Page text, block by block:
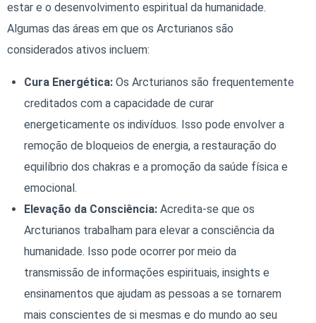
estar e o desenvolvimento espiritual da humanidade.
Algumas das áreas em que os Arcturianos são
considerados ativos incluem:
Cura Energética: Os Arcturianos são frequentemente
creditados com a capacidade de curar
energeticamente os indivíduos. Isso pode envolver a
remoção de bloqueios de energia, a restauração do
equilíbrio dos chakras e a promoção da saúde física e
emocional.
Elevação da Consciência: Acredita-se que os
Arcturianos trabalham para elevar a consciência da
humanidade. Isso pode ocorrer por meio da
transmissão de informações espirituais, insights e
ensinamentos que ajudam as pessoas a se tornarem
mais conscientes de si mesmas e do mundo ao seu